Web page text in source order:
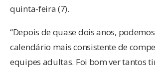
quinta-feira (7).
“Depois de quase dois anos,
calendário mais consistente de
equipes adultas. Foi bom ver tantos